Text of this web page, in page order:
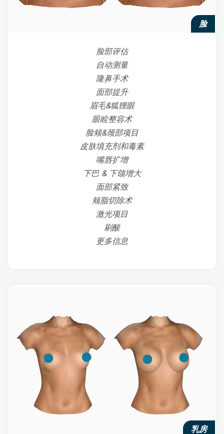
脸
脸部评估
自动测量
隆鼻手术
面部提升
眉毛&狐狸眼
眼睑整容术
脸颊&颈部项目
皮肤填充剂和毒素
嘴唇扩增
下巴 & 下颌增大
面部紧致
颊脂切除术
激光项目
刷酸
更多信息
乳房